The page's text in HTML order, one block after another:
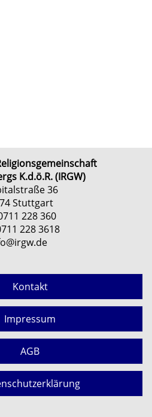
K.d.ö.R. (IRGW)
36
Stuttgart
228 360
228 3618
Kontakt
Impressum
AGB